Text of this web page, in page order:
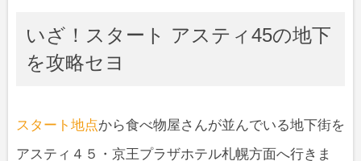
いざ！スタート アスティ45の地下
を攻略セヨ
スタート地点から食べ物屋さんが並んでいる地下街を
アスティ４５・京王プラザホテル札幌方面へ行きま